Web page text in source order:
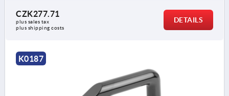
CZK277.71
plus sales tax
plus shipping costs
DETAILS
K0187